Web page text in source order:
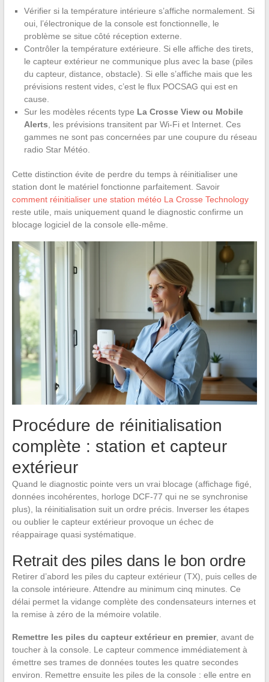
Vérifier si la température intérieure s’affiche normalement. Si
oui, l’électronique de la console est fonctionnelle, le
problème se situe côté réception externe.
Contrôler la température extérieure. Si elle affiche des tirets,
le capteur extérieur ne communique plus avec la base (piles
du capteur, distance, obstacle). Si elle s’affiche mais que les
prévisions restent vides, c’est le flux POCSAG qui est en
cause.
Sur les modèles récents type La Crosse View ou Mobile
Alerts , les prévisions transitent par Wi-Fi et Internet. Ces
gammes ne sont pas concernées par une coupure du réseau
radio Star Météo.
Cette distinction évite de perdre du temps à réinitialiser une
station dont le matériel fonctionne parfaitement. Savoir
comment réinitialiser une station météo La Crosse Technology
reste utile, mais uniquement quand le diagnostic confirme un
blocage logiciel de la console elle-même.
Procédure de réinitialisation
complète : station et capteur
extérieur
Quand le diagnostic pointe vers un vrai blocage (affichage figé,
données incohérentes, horloge DCF-77 qui ne se synchronise
plus), la réinitialisation suit un ordre précis. Inverser les étapes
ou oublier le capteur extérieur provoque un échec de
réappairage quasi systématique.
Retrait des piles dans le bon ordre
Retirer d’abord les piles du capteur extérieur (TX), puis celles de
la console intérieure. Attendre au minimum cinq minutes. Ce
délai permet la vidange complète des condensateurs internes et
la remise à zéro de la mémoire volatile.
Remettre les piles du capteur extérieur en premier, avant de
toucher à la console. Le capteur commence immédiatement à
émettre ses trames de données toutes les quatre secondes
environ. Remettre ensuite les piles de la console : elle entre en